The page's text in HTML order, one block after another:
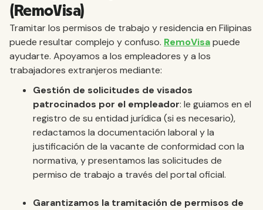
(RemoVisa)
Tramitar los permisos de trabajo y residencia en Filipinas
puede resultar complejo y confuso. RemoVisapuede
ayudarte. Apoyamos a los empleadores y a los
trabajadores extranjeros mediante:
Gestión de solicitudes de visados
patrocinados por el empleador: le guiamos en el
registro de su entidad jurídica (si es necesario),
redactamos la documentación laboral y la
justificación de la vacante de conformidad con la
normativa, y presentamos las solicitudes de
permiso de trabajo a través del portal oficial.
Garantizamos la tramitación de permisos de